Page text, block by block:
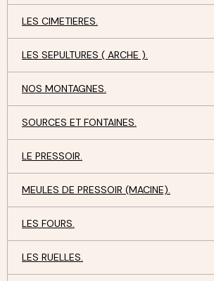
LES CIMETIERES.
LES SEPULTURES ( ARCHE ).
NOS MONTAGNES.
SOURCES ET FONTAINES.
LE PRESSOIR.
MEULES DE PRESSOIR (MACINE).
LES FOURS.
LES RUELLES.